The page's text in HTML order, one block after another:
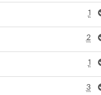
1
2
1
3